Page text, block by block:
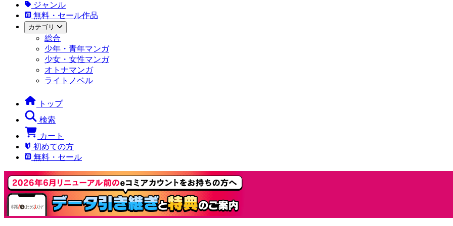
ジャンル
無料・セール作品
カテゴリ
総合
少年・青年マンガ
少女・女性マンガ
オトナマンガ
ライトノベル
トップ
検索
カート
初めての方
無料・セール